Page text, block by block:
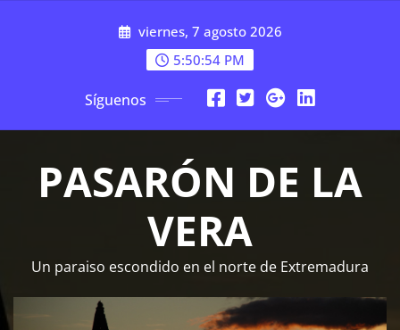
viernes, 7 agosto 2026
5:50:55 PM
Síguenos
PASARÓN DE LA
VERA
Un paraiso escondido en el norte de Extremadura